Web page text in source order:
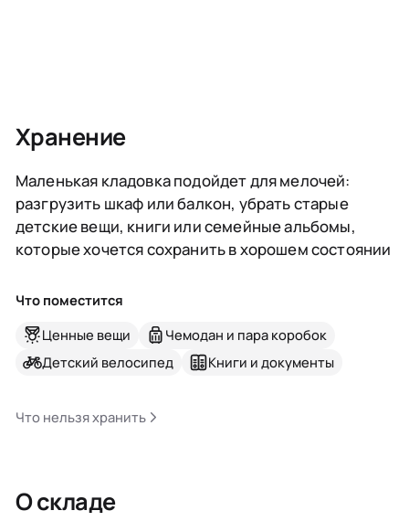
Хранение
Маленькая кладовка подойдет для мелочей:
разгрузить шкаф или балкон, убрать старые
детские вещи, книги или семейные альбомы,
которые хочется сохранить в хорошем состоянии
Что поместится
Ценные вещи
Чемодан и пара коробок
Детский велосипед
Книги и документы
Что нельзя хранить
О складе